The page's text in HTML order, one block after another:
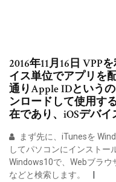
2016年11月16日 VPP
イス単位でアプリを
通りApple IDという
ンロードして使用す
在であり、iOSデバ
まず先に、iTunesを
してパソコンにインストー
Windows10で、Webブラウ
などと検索します。